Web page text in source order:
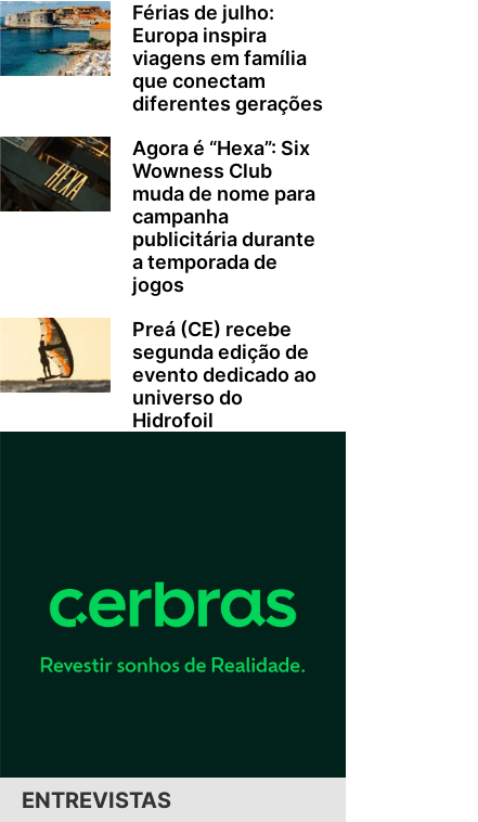
Férias de julho:
Europa inspira
viagens em família
que conectam
diferentes gerações
Agora é “Hexa”: Six
Wowness Club
muda de nome para
campanha
publicitária durante
a temporada de
jogos
Preá (CE) recebe
segunda edição de
evento dedicado ao
universo do
Hidrofoil
ENTREVISTAS